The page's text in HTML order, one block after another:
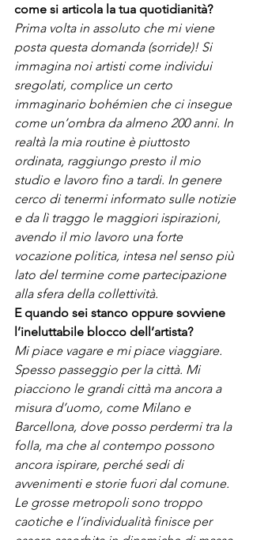
come si articola la tua quotidianità?
Prima volta in assoluto che mi viene
posta questa domanda (sorride)! Si
immagina noi artisti come individui
sregolati, complice un certo
immaginario bohémien che ci insegue
come un’ombra da almeno 200 anni. In
realtà la mia routine è piuttosto
ordinata, raggiungo presto il mio
studio e lavoro fino a tardi. In genere
cerco di tenermi informato sulle notizie
e da lì traggo le maggiori ispirazioni,
avendo il mio lavoro una forte
vocazione politica, intesa nel senso più
lato del termine come partecipazione
alla sfera della collettività.
E quando sei stanco oppure sovviene
l’ineluttabile blocco dell’artista?
Mi piace vagare e mi piace viaggiare.
Spesso passeggio per la città. Mi
piacciono le grandi città ma ancora a
misura d’uomo, come Milano e
Barcellona, dove posso perdermi tra la
folla, ma che al contempo possono
ancora ispirare, perché sedi di
avvenimenti e storie fuori dal comune.
Le grosse metropoli sono troppo
caotiche e l’individualità finisce per